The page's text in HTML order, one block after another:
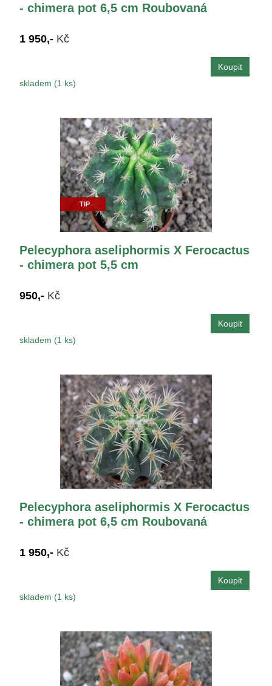
- chimera pot 6,5 cm Roubovaná
1 950,- Kč
skladem (1 ks)
TIP
Pelecyphora aseliphormis X Ferocactus
- chimera pot 5,5 cm
950,- Kč
skladem (1 ks)
Pelecyphora aseliphormis X Ferocactus
- chimera pot 6,5 cm Roubovaná
1 950,- Kč
skladem (1 ks)